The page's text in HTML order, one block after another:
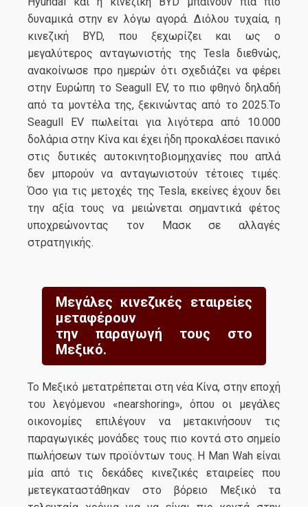
δυναμικά στην εν λόγω αγορά. Διόλου τυχαία, η
κινεζική BYD, που ξεχωρίζει και ως ο
μεγαλύτερος ανταγωνιστής της Tesla διεθνώς,
ανακοίνωσε προ ημερών ότι σχεδιάζει να φέρει
στην Ευρώπη το Seagull EV, το πιο φθηνό δηλαδή
από τα μοντέλα της, ξεκινώντας από το 2025.Το
Seagull EV πωλείται για λιγότερα από 10.000
δολάρια στην Κίνα και έχει ήδη προκαλέσει πανικό
στις δυτικές αυτοκινητοβιομηχανίες που απλά
δεν μπορούν να ανταγωνιστούν τέτοιες τιμές.
Όσο για τις μετοχές της Tesla, εκείνες έχουν δει
την αξία τους να μειώνεται σημαντικά φέτος
υποχρεώνοντας τον Μασκ σε αλλαγές
στρατηγικής.
Μεγάλες κινεζικές εταιρείες
μεταφέρουν
την παραγωγή τους στο
Μεξικό.
Το Μεξικό μετατρέπεται στη νέα Κίνα, στην εποχή
του λεγόμενου «nearshoring», όπου οι μεγάλες
οικονομίες επιλέγουν να μετακινήσουν τις
παραγωγικές μονάδες τους πιο κοντά στο σημείο
πωλήσεων των προϊόντων τους. Η Man Wah είναι
μία από τις δεκάδες κινεζικές εταιρείες που
μετεγκαταστάθηκαν στο βόρειο Μεξικό τα